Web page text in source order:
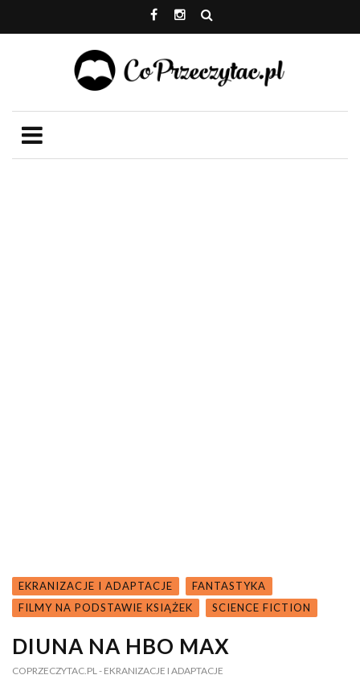
EKRANIZACJE I ADAPTACJE
FANTASTYKA
FILMY NA PODSTAWIE KSIĄŻEK
SCIENCE FICTION
DIUNA NA HBO MAX
COPRZECZYTAC.PL - EKRANIZACJE I ADAPTACJE